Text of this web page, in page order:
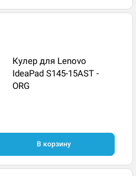
Кулер для Lenovo
IdeaPad S145-15AST -
ORG
В корзину